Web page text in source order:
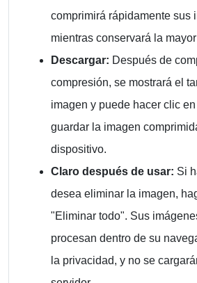
comprimirá rápidamente sus
mientras conservará la
Descargar: Después de
compresión, se mostrará el
imagen y puede hacer clic
guardar la imagen
dispositivo.
Claro después de usar: Si
desea eliminar la imagen,
"Eliminar todo". Sus
procesan dentro de su
la privacidad, y no se